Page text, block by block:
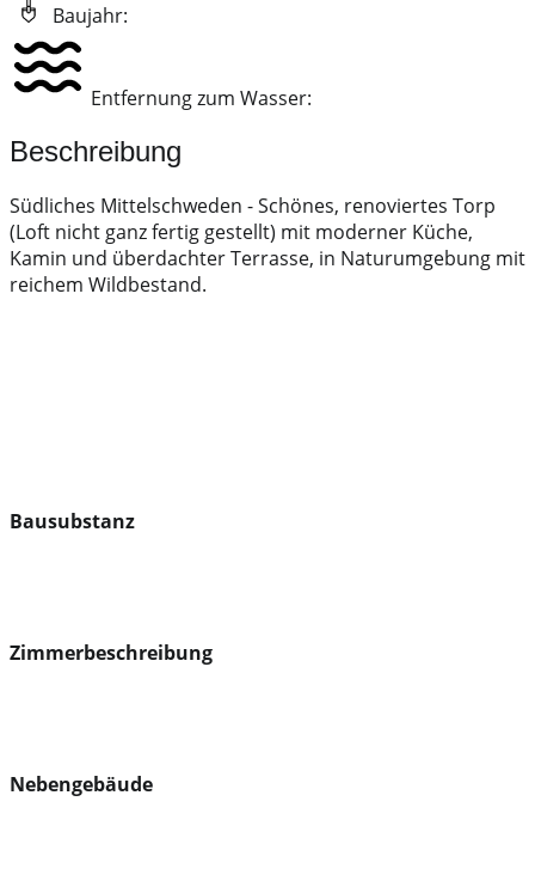
Baujahr:
Entfernung zum Wasser:
Beschreibung
Südliches Mittelschweden - Schönes, renoviertes Torp
(Loft nicht ganz fertig gestellt) mit moderner Küche,
Kamin und überdachter Terrasse, in Naturumgebung mit
reichem Wildbestand.
Bausubstanz
Zimmerbeschreibung
Nebengebäude